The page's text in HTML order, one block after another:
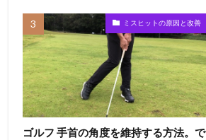
ミスヒットの原因と改善
ゴルフ 手首の角度を維持する方法。で